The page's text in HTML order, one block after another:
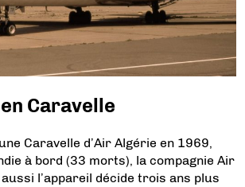
Caravelle
Caravelle d’Air Algérie en 1969,
à bord (33 morts), la compagnie Air
l’appareil décide trois ans plus